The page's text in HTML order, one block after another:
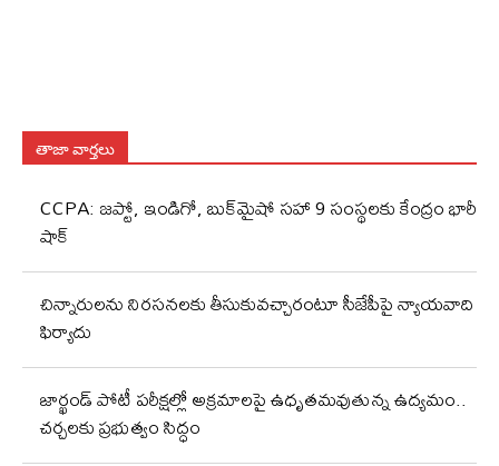
తాజా వార్తలు
CCPA: జప్టో, ఇండిగో, బుక్‌మైషో సహా 9 సంస్థలకు కేంద్రం భారీ
షాక్
చిన్నారులను నిరసనలకు తీసుకువచ్చారంటూ సీజేపీపై న్యాయవాది
ఫిర్యాదు
జార్ఖండ్‌ పోటీ పరీక్షల్లో అక్రమాలపై ఉధృతమవుతున్న ఉద్యమం..
చర్చలకు ప్రభుత్వం సిద్ధం